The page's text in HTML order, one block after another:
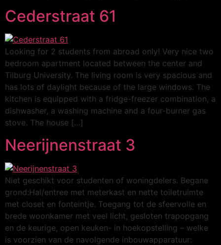
Cederstraat 61
Looking for 2 students from abroad only! Very nice two
bedroom apartment located between the center and
Tilburg University. The living room is very spacious and
has lots of daylight because of the large windows. The
kitchen is equipped with a fridge-freezer combination, a
dishwasher, a washing machine and a four-burner gas
stove. The house […]
Neerijnenstraat 3
Niet geschikt voor studenten of woningdelers. Begane
grond:Hal/entree met meterkast en nette toiletruimte
met closet en fonteintje. Toegang tot de sfeervolle en
brede woonkamer met veel licht, gesloten trapopgang
en de keurige, open keuken- in hoekopstelling – welke
is voorzien van de navolgende inbouwapparatuur: